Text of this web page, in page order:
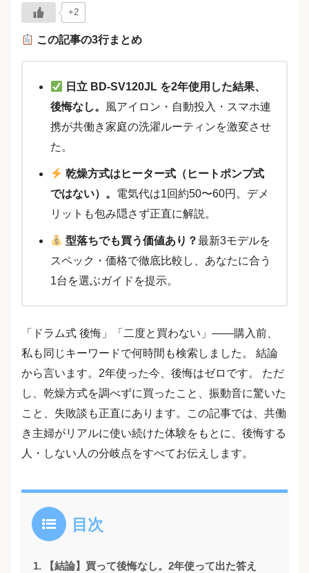
+2
この記事の3行まとめ
日立 BD-SV120JL を2年使用した結果、
後悔なし。
風アイロン・自動投入・スマホ連
携が共働き家庭の洗濯ルーティンを激変させ
た。
乾燥方式はヒーター式（ヒートポンプ式
ではない）。 電気代は1回約50〜60円。デメ
リットも包み隠さず正直に解説。
型落ちでも買う価値あり？最新3モデルを
スペック・価格で徹底比較し、あなたに合う
1台を選ぶガイドを提示。
「ドラム式 後悔」「二度と買わない」——購入前、
私も同じキーワードで何時間も検索しました。 結論
から言います。2年使った今、後悔はゼロです。 ただ
し、乾燥方式を調べずに買ったこと、振動音に驚いた
こと、失敗談も正直にあります。この記事では、共働
き主婦がリアルに使い続けた体験をもとに、後悔する
人・しない人の分岐点をすべてお伝えします。
目次
【結論】買って後悔なし。2年使って出た答え